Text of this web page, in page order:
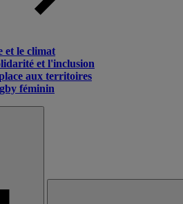
et le climat
et l'inclusion
aux territoires
féminin